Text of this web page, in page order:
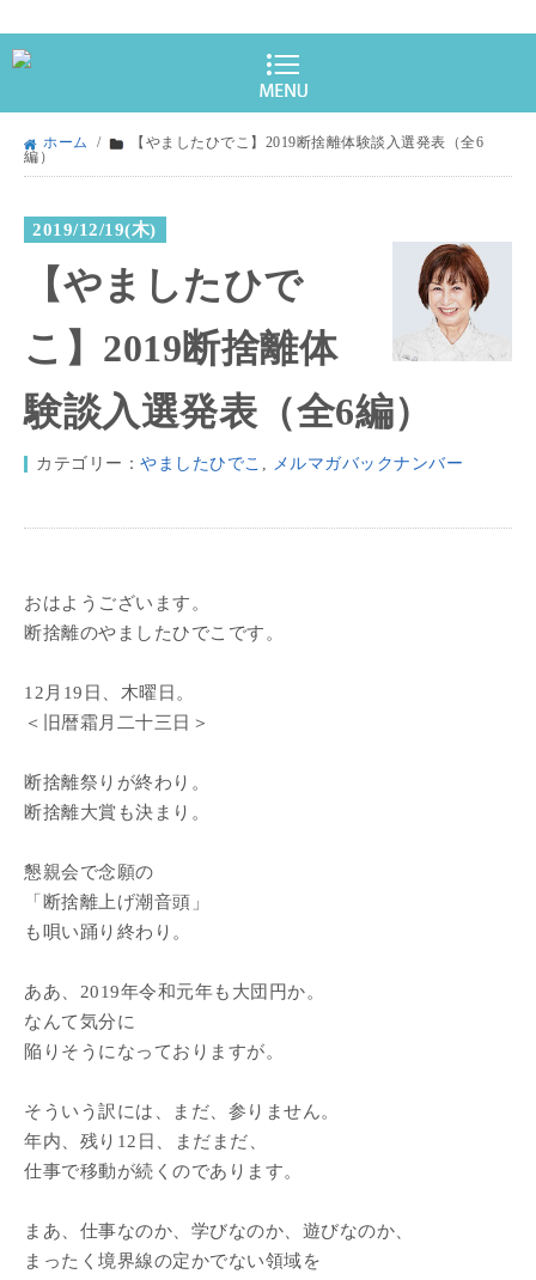
ホーム /
【やましたひでこ】2019断捨離体験談入選発表（全6
編）
2019/12/19(木)
【やましたひで
こ】2019断捨離体
験談入選発表（全6編）
カテゴリー： やましたひでこ , メルマガバックナンバー
おはようございます。
断捨離のやましたひでこです。
12月19日、木曜日。
＜旧暦霜月二十三日＞
断捨離祭りが終わり。
断捨離大賞も決まり。
懇親会で念願の
「断捨離上げ潮音頭」
も唄い踊り終わり。
ああ、2019年令和元年も大団円か。
なんて気分に
陥りそうになっておりますが。
そういう訳には、まだ、参りません。
年内、残り12日、まだまだ、
仕事で移動が続くのであります。
まあ、仕事なのか、学びなのか、遊びなのか、
まったく境界線の定かでない領域を